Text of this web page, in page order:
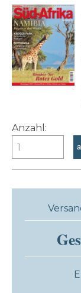
Anzahl: